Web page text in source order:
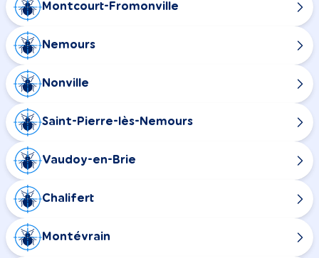
Montcourt-Fromonville
Nemours
Nonville
Saint-Pierre-lès-Nemours
Vaudoy-en-Brie
Chalifert
Montévrain